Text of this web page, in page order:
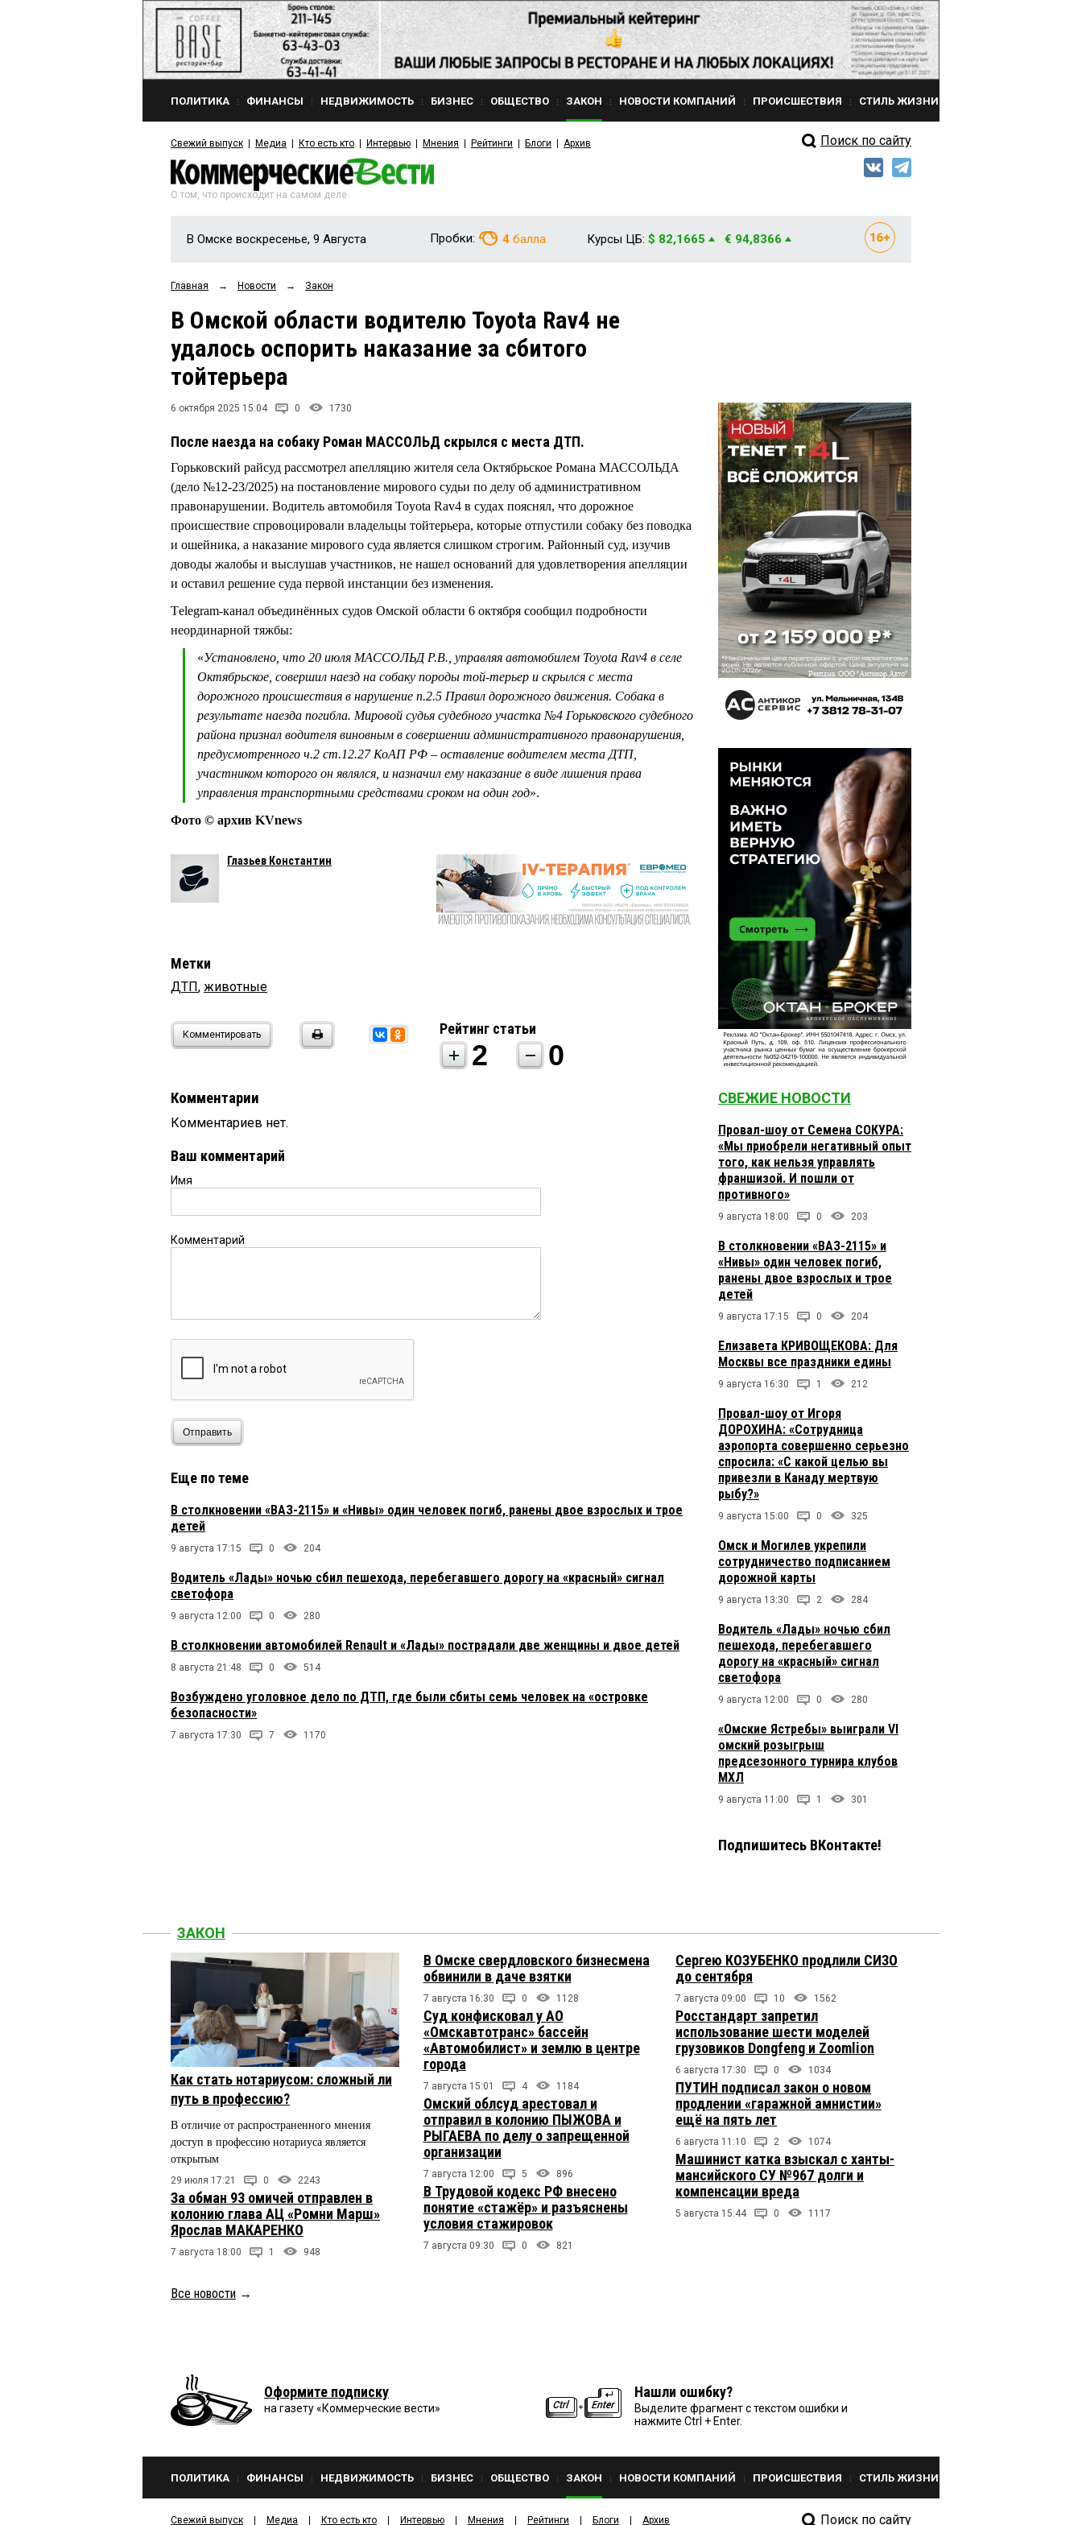
ПОЛИТИКА ФИНАНСЫ НЕДВИЖИМОСТЬ БИЗНЕС ОБЩЕСТВО ЗАКОН НОВОСТИ КОМПАНИЙ ПРОИСШЕСТВИЯ СТИЛЬ ЖИЗНИ
Свежий выпуск Медиа Кто есть кто Интервью Мнения Рейтинги Блоги Архив Поиск по сайту
О том, что происходит на самом деле
В Омске воскресенье, 9 Августа Пробки: 4 балла Курсы ЦБ: $ 82,1665 € 94,8366
Главная → Новости → Закон
В Омской области водителю Toyota Rav4 не
удалось оспорить наказание за сбитого
тойтерьера
6 октября 2025 15:04 0 1730
После наезда на собаку Роман МАССОЛЬД скрылся с места ДТП.
Горьковский райсуд рассмотрел апелляцию жителя села Октябрьское Романа МАССОЛЬДА
(дело №12-23/2025) на постановление мирового судьи по делу об административном
правонарушении. Водитель автомобиля Toyota Rav4 в судах пояснял, что дорожное
происшествие спровоцировали владельцы тойтерьера, которые отпустили собаку без поводка
и ошейника, а наказание мирового суда является слишком строгим. Районный суд, изучив
доводы жалобы и выслушав участников, не нашел оснований для удовлетворения апелляции
и оставил решение суда первой инстанции без изменения.
Тelegram-канал объединённых судов Омской области 6 октября сообщил подробности
неординарной тяжбы:
«Установлено, что 20 июля МАССОЛЬД Р.В., управляя автомобилем Toyota Rav4 в селе
Октябрьское, совершил наезд на собаку породы той-терьер и скрылся с места
дорожного происшествия в нарушение п.2.5 Правил дорожного движения. Собака в
результате наезда погибла. Мировой судья судебного участка №4 Горьковского судебного
района признал водителя виновным в совершении административного правонарушения,
предусмотренного ч.2 ст.12.27 КоАП РФ – оставление водителем места ДТП,
участником которого он являлся, и назначил ему наказание в виде лишения права
управления транспортными средствами сроком на один год».
Фото © архив KVnews
Глазьев Константин
Метки
ДТП, животные
Комментировать Рейтинг статьи
2 0
Комментарии
Комментариев нет.
Ваш комментарий
Имя
Комментарий
Отправить
Еще по теме
В столкновении «ВАЗ-2115» и «Нивы» один человек погиб, ранены двое взрослых и трое
детей
9 августа 17:15 0 204
Водитель «Лады» ночью сбил пешехода, перебегавшего дорогу на «красный» сигнал
светофора
9 августа 12:00 0 280
В столкновении автомобилей Renault и «Лады» пострадали две женщины и двое детей
8 августа 21:48 0 514
Возбуждено уголовное дело по ДТП, где были сбиты семь человек на «островке
безопасности»
7 августа 17:30 7 1170
СВЕЖИЕ НОВОСТИ
Провал-шоу от Семена СОКУРА:
«Мы приобрели негативный опыт
того, как нельзя управлять
франшизой. И пошли от
противного»
9 августа 18:00 0 203
В столкновении «ВАЗ-2115» и
«Нивы» один человек погиб,
ранены двое взрослых и трое
детей
9 августа 17:15 0 204
Елизавета КРИВОЩЕКОВА: Для
Москвы все праздники едины
9 августа 16:30 1 212
Провал-шоу от Игоря
ДОРОХИНА: «Сотрудница
аэропорта совершенно серьезно
спросила: «С какой целью вы
привезли в Канаду мертвую
рыбу?»
9 августа 15:00 0 325
Омск и Могилев укрепили
сотрудничество подписанием
дорожной карты
9 августа 13:30 2 284
Водитель «Лады» ночью сбил
пешехода, перебегавшего
дорогу на «красный» сигнал
светофора
9 августа 12:00 0 280
«Омские Ястребы» выиграли VI
омский розыгрыш
предсезонного турнира клубов
МХЛ
9 августа 11:00 1 301
Подпишитесь ВКонтакте!
ЗАКОН
Как стать нотариусом: сложный ли
путь в профессию?
В отличие от распространенного мнения
доступ в профессию нотариуса является
открытым
29 июля 17:21 0 2243
За обман 93 омичей отправлен в
колонию глава АЦ «Ромни Марш»
Ярослав МАКАРЕНКО
7 августа 18:00 1 948
В Омске свердловского бизнесмена
обвинили в даче взятки
7 августа 16:30 0 1128
Суд конфисковал у АО
«Омскавтотранс» бассейн
«Автомобилист» и землю в центре
города
7 августа 15:01 4 1184
Омский облсуд арестовал и
отправил в колонию ПЫЖОВА и
РЫГАЕВА по делу о запрещенной
организации
7 августа 12:00 5 896
В Трудовой кодекс РФ внесено
понятие «стажёр» и разъяснены
условия стажировок
7 августа 09:30 0 821
Сергею КОЗУБЕНКО продлили СИЗО
до сентября
7 августа 09:00 10 1562
Росстандарт запретил
использование шести моделей
грузовиков Dongfeng и Zoomlion
6 августа 17:30 0 1034
ПУТИН подписал закон о новом
продлении «гаражной амнистии»
ещё на пять лет
6 августа 11:10 2 1074
Машинист катка взыскал с ханты-
мансийского СУ №967 долги и
компенсации вреда
5 августа 15:44 0 1117
Все новости →
Оформите подписку
на газету «Коммерческие вести»
Нашли ошибку?
Выделите фрагмент с текстом ошибки и
нажмите Ctrl + Enter.
ПОЛИТИКА ФИНАНСЫ НЕДВИЖИМОСТЬ БИЗНЕС ОБЩЕСТВО ЗАКОН НОВОСТИ КОМПАНИЙ ПРОИСШЕСТВИЯ СТИЛЬ ЖИЗНИ
Свежий выпуск Медиа Кто есть кто Интервью Мнения Рейтинги Блоги Архив Поиск по сайту